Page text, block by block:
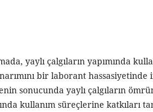
yaylı çalgıların yapımında
bir laborant
sonucunda yaylı çalgıların
kullanım süreçlerine katkıları